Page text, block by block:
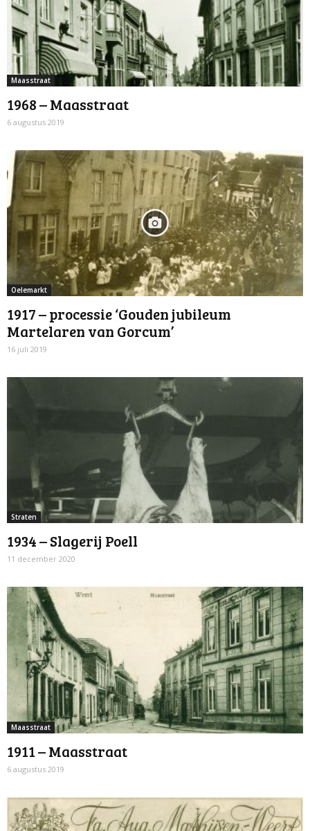
Maasstraat
1968 – Maasstraat
6 augustus 2019
Oelemarkt
1917 – processie ‘Gouden jubileum
Martelaren van Gorcum’
16 juli 2019
Straten
1934 – Slagerij Poell
11 december 2020
Maasstraat
1911 – Maasstraat
6 augustus 2019